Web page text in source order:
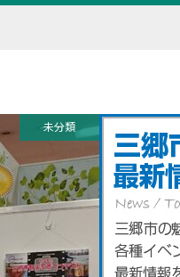
未分類